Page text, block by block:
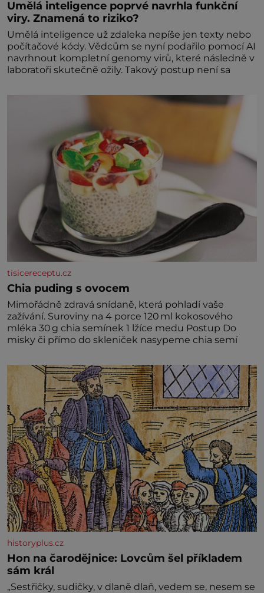
Umělá inteligence poprvé navrhla funkční
viry. Znamená to riziko?
Umělá inteligence už zdaleka nepíše jen texty nebo
počítačové kódy. Vědcům se nyní podařilo pomocí AI
navrhnout kompletní genomy virů, které následně v
laboratoři skutečně ožily. Takový postup není sa
tisicereceptu.cz
Chia puding s ovocem
Mimořádně zdravá snídaně, která pohladí vaše
zažívání. Suroviny na 4 porce 120 ml kokosového
mléka 30 g chia semínek 1 lžíce medu Postup Do
misky či přímo do skleniček nasypeme chia semí
historyplus.cz
Hon na čarodějnice: Lovcům šel příkladem
sám král
„Sestřičky, sudičky, v dlaně dlaň, vedem se, nesem se